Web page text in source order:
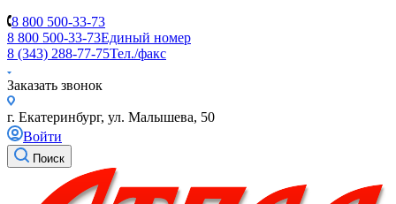
8 800 500-33-73
8 800 500-33-73Единый номер
8 (343) 288-77-75Тел./факс
Заказать звонок
г. Екатеринбург, ул. Малышева, 50
Войти
Поиск